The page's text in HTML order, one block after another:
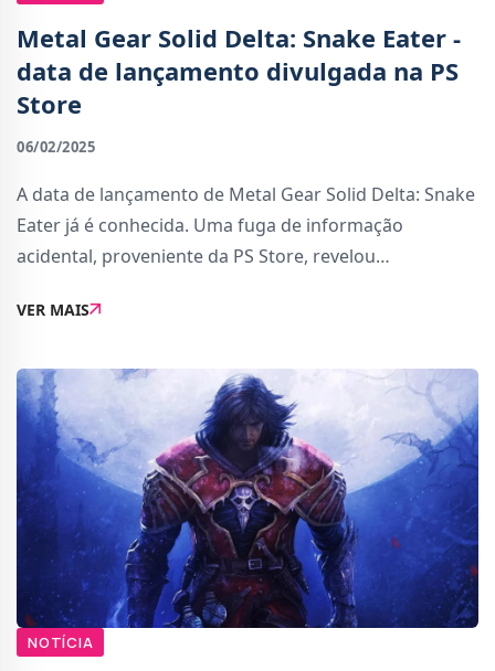
Metal Gear Solid Delta: Snake Eater -
data de lançamento divulgada na PS
Store
06/02/2025
A data de lançamento de Metal Gear Solid Delta: Snake
Eater já é conhecida. Uma fuga de informação
acidental, proveniente da PS Store, revelou
jogo: 28 de agosto de 2025.Até hoje, a data de lan
VER MAIS
NOTÍCIA